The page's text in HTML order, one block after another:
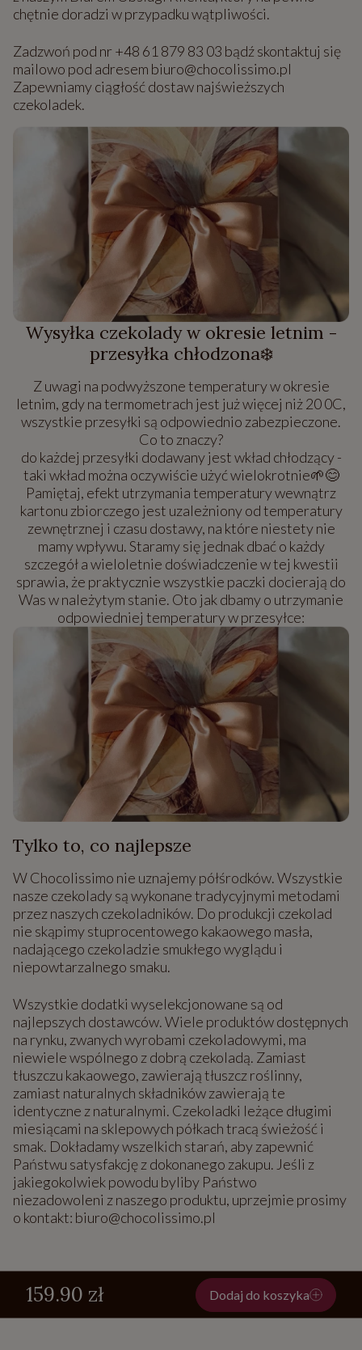
chętnie doradzi w przypadku wątpliwości.
Zadzwoń pod nr +48 61 879 83 03 bądź skontaktuj się
mailowo pod adresem biuro@chocolissimo.pl
Zapewniamy ciągłość dostaw najświeższych
czekoladek.
Wysyłka czekolady w okresie letnim -
przesyłka chłodzona❄️
Z uwagi na podwyższone temperatury w okresie
letnim, gdy na termometrach jest już więcej niż 20 0C,
wszystkie przesyłki są odpowiednio zabezpieczone.
Co to znaczy?
do każdej przesyłki dodawany jest wkład chłodzący -
taki wkład można oczywiście użyć wielokrotnie🌱😊
Pamiętaj, efekt utrzymania temperatury wewnątrz
kartonu zbiorczego jest uzależniony od temperatury
zewnętrznej i czasu dostawy, na które niestety nie
mamy wpływu. Staramy się jednak dbać o każdy
szczegół a wieloletnie doświadczenie w tej kwestii
sprawia, że praktycznie wszystkie paczki docierają do
Was w należytym stanie. Oto jak dbamy o utrzymanie
odpowiedniej temperatury w przesyłce:
Tylko to, co najlepsze
W Chocolissimo nie uznajemy półśrodków. Wszystkie
nasze czekolady są wykonane tradycyjnymi metodami
przez naszych czekoladników. Do produkcji czekolad
nie skąpimy stuprocentowego kakaowego masła,
nadającego czekoladzie smukłego wyglądu i
niepowtarzalnego smaku.
Wszystkie dodatki wyselekcjonowane są od
najlepszych dostawców. Wiele produktów dostępnych
na rynku, zwanych wyrobami czekoladowymi, ma
niewiele wspólnego z dobrą czekoladą. Zamiast
tłuszczu kakaowego, zawierają tłuszcz roślinny,
zamiast naturalnych składników zawierają te
identyczne z naturalnymi. Czekoladki leżące długimi
miesiącami na sklepowych półkach tracą świeżość i
smak. Dokładamy wszelkich starań, aby zapewnić
Państwu satysfakcję z dokonanego zakupu. Jeśli z
jakiegokolwiek powodu byliby Państwo
niezadowoleni z naszego produktu, uprzejmie prosimy
o kontakt: biuro@chocolissimo.pl
159.90 zł Dodaj do koszyka